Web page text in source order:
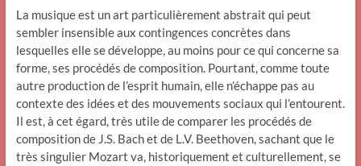
La musique est un art particulièrement abstrait qui peut
sembler insensible aux contingences concrètes dans
lesquelles elle se développe, au moins pour ce qui concerne sa
forme, ses procédés de composition. Pourtant, comme toute
autre production de l’esprit humain, elle n’échappe pas au
contexte des idées et des mouvements sociaux qui l’entourent.
Il est, à cet égard, très utile de comparer les procédés de
composition de J.S. Bach et de L.V. Beethoven, sachant que le
très singulier Mozart va, historiquement et culturellement, se